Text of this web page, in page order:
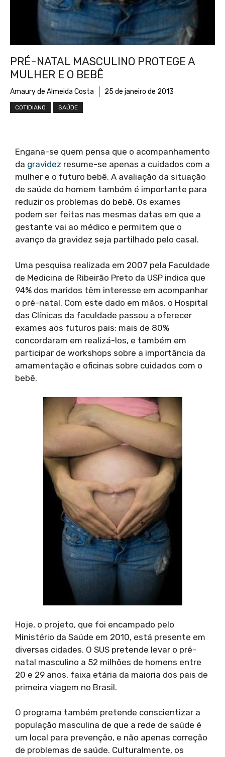
PRÉ-NATAL MASCULINO PROTEGE A
MULHER E O BEBÊ
Amaury de Almeida Costa 25 de janeiro de 2013
COTIDIANO SAÚDE
Engana-se quem pensa que o acompanhamento
da gravidez resume-se apenas a cuidados com a
mulher e o futuro bebê. A avaliação da situação
de saúde do homem também é importante para
reduzir os problemas do bebê. Os exames
podem ser feitas nas mesmas datas em que a
gestante vai ao médico e permitem que o
avanço da gravidez seja partilhado pelo casal.
Uma pesquisa realizada em 2007 pela Faculdade
de Medicina de Ribeirão Preto da USP indica que
94% dos maridos têm interesse em acompanhar
o pré-natal. Com este dado em mãos, o Hospital
das Clínicas da faculdade passou a oferecer
exames aos futuros pais; mais de 80%
concordaram em realizá-los, e também em
participar de workshops sobre a importância da
amamentação e oficinas sobre cuidados com o
bebê.
Hoje, o projeto, que foi encampado pelo
Ministério da Saúde em 2010, está presente em
diversas cidades. O SUS pretende levar o pré-
natal masculino a 52 milhões de homens entre
20 e 29 anos, faixa etária da maioria dos pais de
primeira viagem no Brasil.
O programa também pretende conscientizar a
população masculina de que a rede de saúde é
um local para prevenção, e não apenas correção
de problemas de saúde. Culturalmente, os